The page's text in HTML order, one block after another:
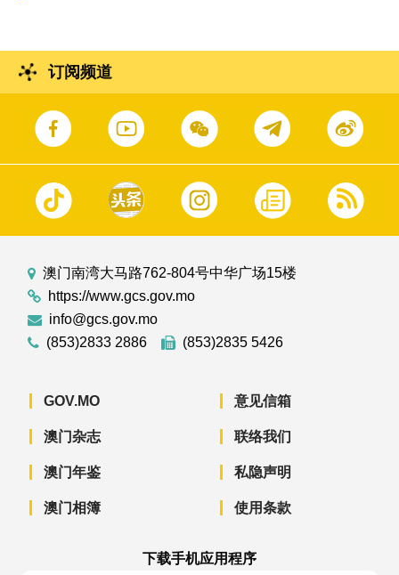
订阅频道
澳门南湾大马路762-804号中华广场15楼
https://www.gcs.gov.mo
info@gcs.gov.mo
(853)2833 2886
(853)2835 5426
GOV.MO
澳门杂志
澳门年鉴
澳门相簿
意见信箱
联络我们
私隐声明
使用条款
下载手机应用程序